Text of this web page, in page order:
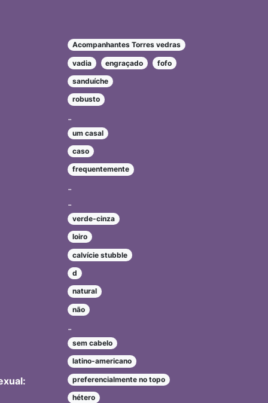
Acompanhantes Torres vedras
vadia engraçado fofo
sanduíche
robusto
-
um casal
caso
frequentemente
-
-
verde-cinza
loiro
calvície stubble
d
natural
não
-
sem cabelo
latino-americano
preferencialmente no topo
hétero